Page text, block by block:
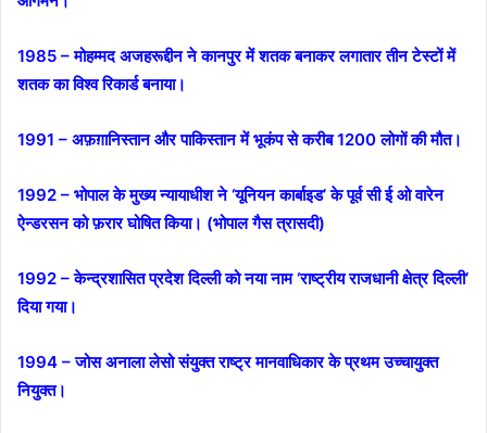
1985 – मोहम्मद अजहरूद्दीन ने कानपुर में शतक बनाकर लगातार तीन टेस्टों में
शतक का विश्व रिकार्ड बनाया।
1991 – अफ़ग़ानिस्तान और पाकिस्तान में भूकंप से करीब 1200 लोगों की मौत।
1992 – भोपाल के मुख्य न्यायाधीश ने ‘यूनियन कार्बाइड’ के पूर्व सी ई ओ वारेन
ऐन्डरसन को फ़रार घोषित किया। (भोपाल गैस त्रासदी)
1992 – केन्द्रशासित प्रदेश दिल्ली को नया नाम ‘राष्ट्रीय राजधानी क्षेत्र दिल्ली’
दिया गया।
1994 – जोस अनाला लेसो संयुक्त राष्ट्र मानवाधिकार के प्रथम उच्चायुक्त
नियुक्त।